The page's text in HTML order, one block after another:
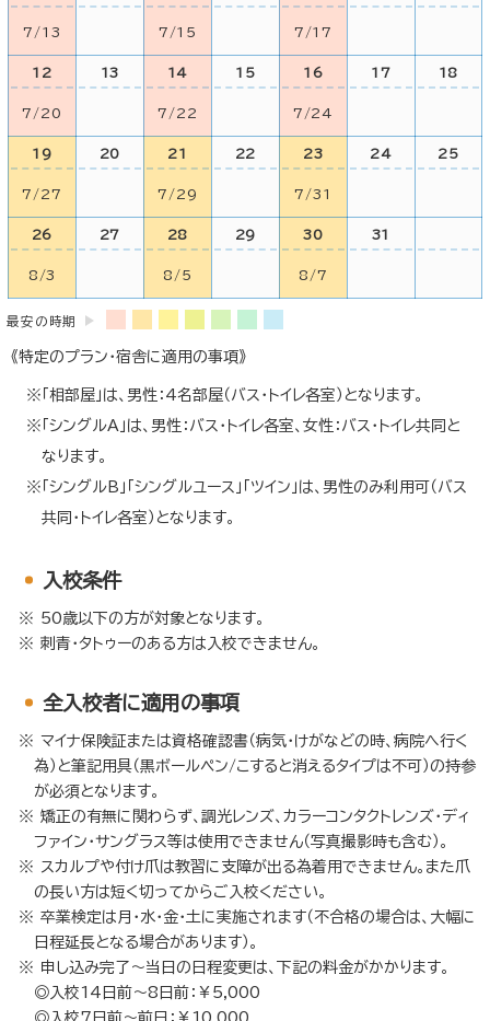
7/13 7/15 7/17
12
7/20
13 14
7/22
15 16
7/24
17 18
19
7/27
20 21
7/29
22 23
7/31
24 25
26
8/3
27 28
8/5
29 30
8/7
31
最安の時期
《特定のプラン・宿舎に適用の事項》
「相部屋」は、男性：4名部屋（バス・トイレ各室）となります。
「シングルA」は、男性：バス・トイレ各室、女性：バス・トイレ共同と
なります。
「シングルB」「シングルユース」「ツイン」は、男性のみ利用可（バス
共同・トイレ各室）となります。
入校条件
50歳以下の方が対象となります。
刺青・タトゥーのある方は入校できません。
全入校者に適用の事項
マイナ保険証または資格確認書（病気・けがなどの時、病院へ行く
為）と筆記用具（黒ボールペン/こすると消えるタイプは不可）の持参
が必須となります。
矯正の有無に関わらず、調光レンズ、カラーコンタクトレンズ・ディ
ファイン・サングラス等は使用できません（写真撮影時も含む）。
スカルプや付け爪は教習に支障が出る為着用できません。また爪
の長い方は短く切ってからご入校ください。
卒業検定は月・水・金・土に実施されます（不合格の場合は、大幅に
日程延長となる場合があります）。
申し込み完了～当日の日程変更は、下記の料金がかかります。
◎入校14日前～8日前：￥5,000
◎入校7日前～前日：￥10,000